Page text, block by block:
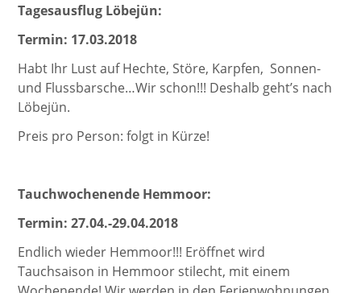
Tagesausflug Löbejün:
Termin: 17.03.2018
Habt Ihr Lust auf Hechte, Störe, Karpfen, Sonnen-
und Flussbarsche…Wir schon!!! Deshalb geht’s nach
Löbejün.
Preis pro Person: folgt in Kürze!
Tauchwochenende Hemmoor:
Termin: 27.04.-29.04.2018
Endlich wieder Hemmoor!!! Eröffnet wird
Tauchsaison in Hemmoor stilecht, mit einem